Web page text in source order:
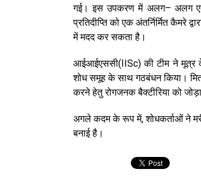
गई। इस उपकरण में अलग– अलग
प्रतिदीप्ति को एक अंतर्निर्मित कैमरे
में मदद कर सकता है।
आईआईएससी(IISc) की टीम ने मूत्र
शोध समूह के साथ गठबंधन किया।
करने हेतु रोगजनक बैक्टीरिया को
अगले कदम के रूप में, शोधकर्ताओं ने
बनाई है।